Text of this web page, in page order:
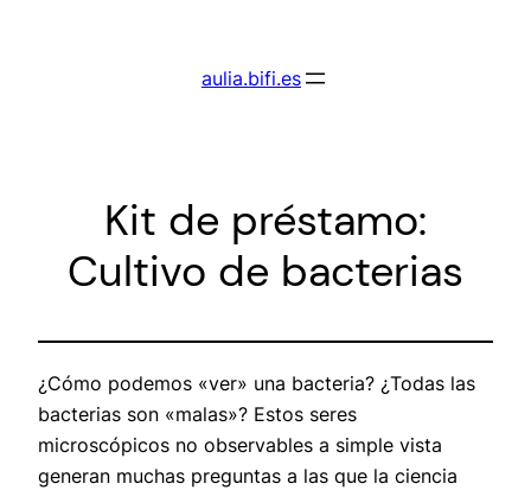
aulia.bifi.es
Kit de préstamo:
Cultivo de bacterias
¿Cómo podemos «ver» una bacteria? ¿Todas las
bacterias son «malas»? Estos seres
microscópicos no observables a simple vista
generan muchas preguntas a las que la ciencia